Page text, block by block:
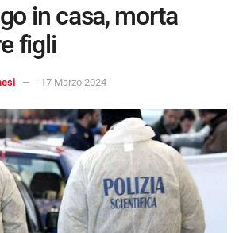
in casa, morta
figli
17 Marzo 2024